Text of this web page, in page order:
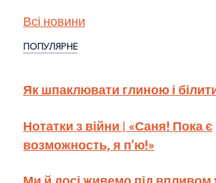
Всі новини
ПОПУЛЯРНЕ
Як шпаклювати глиною і
Нотатки з війни | «Саня! Пока є
возможность, я п’ю!»